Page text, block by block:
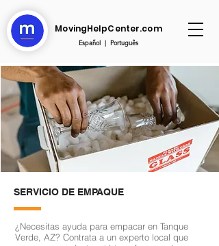
MovingHelpCenter.com
Español| Português
SERVICIO DE EMPAQUE
¿Necesitas ayuda para empacar en Tanque
Verde, AZ? Contrata a un experto local que